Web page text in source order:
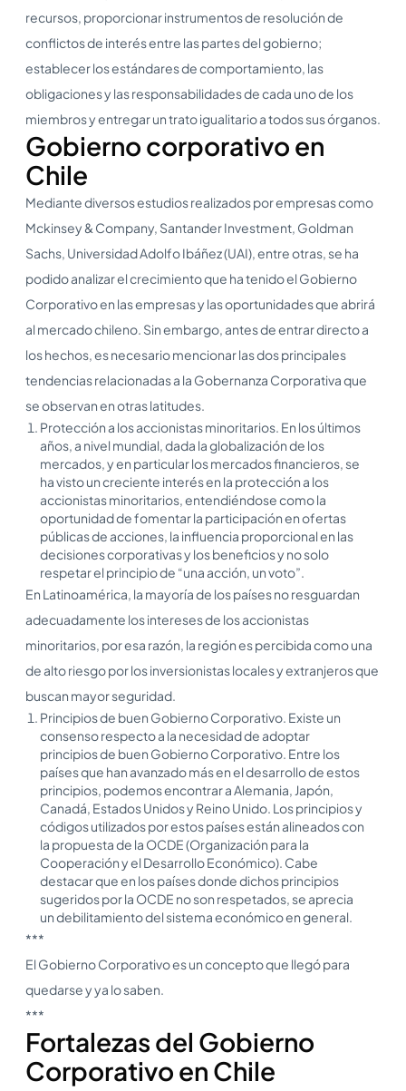
recursos, proporcionar instrumentos de resolución de
conflictos de interés entre las partes del gobierno;
establecer los estándares de comportamiento, las
obligaciones y las responsabilidades de cada uno de los
miembros y entregar un trato igualitario a todos sus órganos.
Gobierno corporativo en
Chile
Mediante diversos estudios realizados por empresas como
Mckinsey & Company, Santander Investment, Goldman
Sachs, Universidad Adolfo Ibáñez (UAI), entre otras, se ha
podido analizar el crecimiento que ha tenido el Gobierno
Corporativo en las empresas y las oportunidades que abrirá
al mercado chileno. Sin embargo, antes de entrar directo a
los hechos, es necesario mencionar las dos principales
tendencias relacionadas a la Gobernanza Corporativa que
se observan en otras latitudes.
Protección a los accionistas minoritarios. En los últimos
años, a nivel mundial, dada la globalización de los
mercados, y en particular los mercados financieros, se
ha visto un creciente interés en la protección a los
accionistas minoritarios, entendiéndose como la
oportunidad de fomentar la participación en ofertas
públicas de acciones, la influencia proporcional en las
decisiones corporativas y los beneficios y no solo
respetar el principio de “una acción, un voto”.
En Latinoamérica, la mayoría de los países no resguardan
adecuadamente los intereses de los accionistas
minoritarios, por esa razón, la región es percibida como una
de alto riesgo por los inversionistas locales y extranjeros que
buscan mayor seguridad.
Principios de buen Gobierno Corporativo. Existe un
consenso respecto a la necesidad de adoptar
principios de buen Gobierno Corporativo. Entre los
países que han avanzado más en el desarrollo de estos
principios, podemos encontrar a Alemania, Japón,
Canadá, Estados Unidos y Reino Unido. Los principios y
códigos utilizados por estos países están alineados con
la propuesta de la OCDE (Organización para la
Cooperación y el Desarrollo Económico). Cabe
destacar que en los países donde dichos principios
sugeridos por la OCDE no son respetados, se aprecia
un debilitamiento del sistema económico en general.
***
El Gobierno Corporativo es un concepto que llegó para
quedarse y ya lo saben.
***
Fortalezas del Gobierno
Corporativo en Chile